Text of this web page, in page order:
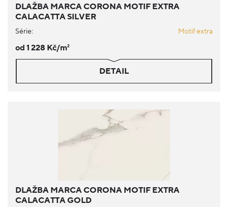
DLAŽBA MARCA CORONA MOTIF EXTRA
CALACATTA SILVER
Série: Motif extra
od 1 228 Kč/m2
DETAIL
DLAŽBA MARCA CORONA MOTIF EXTRA
CALACATTA GOLD